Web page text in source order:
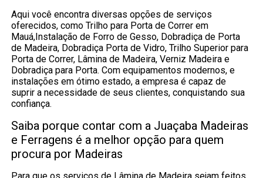
Aqui você encontra diversas opções de serviços
oferecidos, como Trilho para Porta de Correr em
Mauá,Instalação de Forro de Gesso, Dobradiça de Porta
de Madeira, Dobradiça Porta de Vidro, Trilho Superior para
Porta de Correr, Lâmina de Madeira, Verniz Madeira e
Dobradiça para Porta. Com equipamentos modernos, e
instalações em ótimo estado, a empresa é capaz de
suprir a necessidade de seus clientes, conquistando sua
confiança.
Saiba porque contar com a Juaçaba Madeiras
e Ferragens é a melhor opção para quem
procura por Madeiras